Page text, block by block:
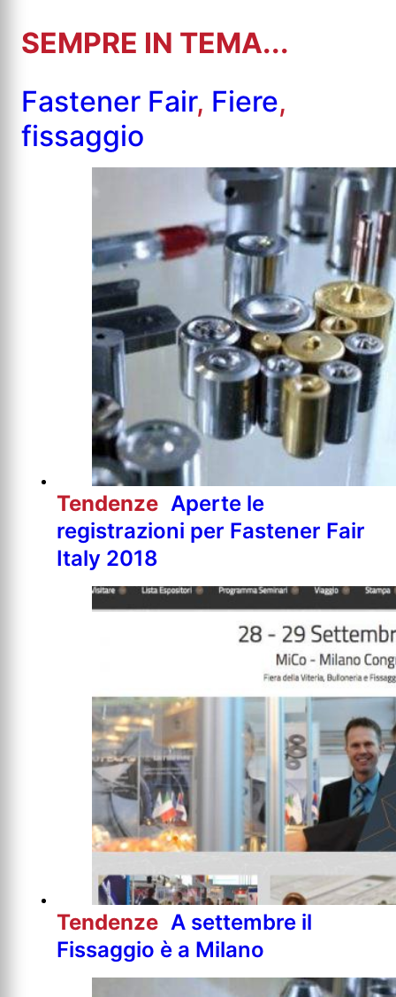
SEMPRE IN TEMA...
Fastener Fair, Fiere,
fissaggio
Tendenze Aperte le
registrazioni per Fastener Fair
Italy 2018
Tendenze A settembre il
Fissaggio è a Milano